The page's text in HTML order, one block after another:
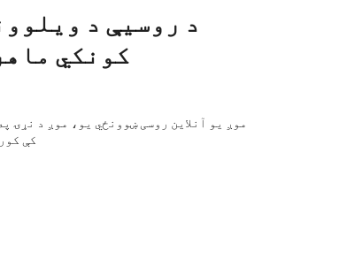
د روسیې د
کونکي
موږ یو آنلاین روسی ښوونځي یو، موږ د نړۍ
کې